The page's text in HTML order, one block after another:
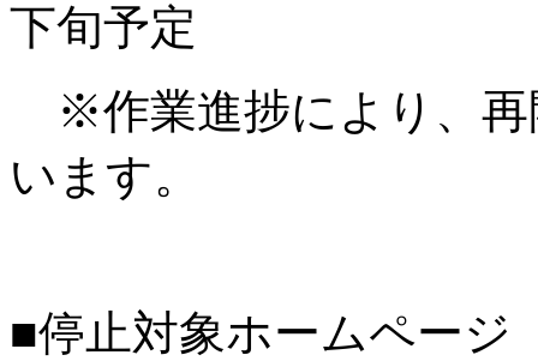
下旬予定
※作業進捗により、再
います。
■停止対象ホームページ